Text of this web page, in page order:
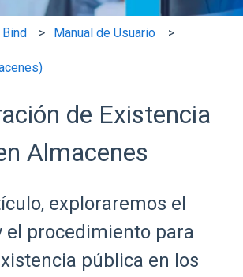
Manual de Usuario
de Existencia
Almacenes
exploraremos el
el procedimiento para
pública en los